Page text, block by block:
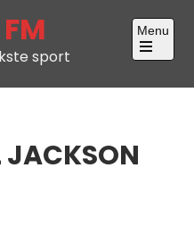
sport
Menu
Open
main
JACKSON